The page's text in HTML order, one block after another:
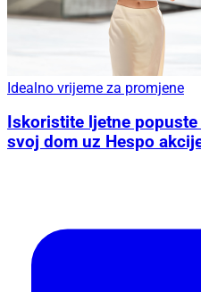
Idealno vrijeme za promjene
Iskoristite ljetne
svoj dom uz Hespo